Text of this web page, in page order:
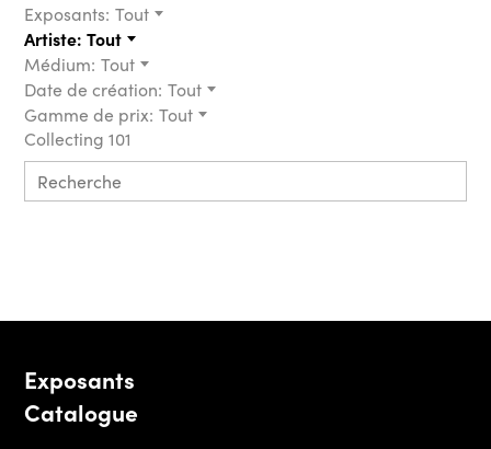
Exposants: Tout
Artiste: Tout
Médium: Tout
Date de création: Tout
Gamme de prix: Tout
Collecting 101
Exposants
Catalogue